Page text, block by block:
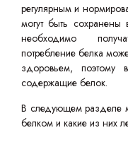
регулярным и
могут быть
необходимо
потребление белка
здоровьем, поэтому
содержащие белок.
В следующем разделе
белком и какие из них